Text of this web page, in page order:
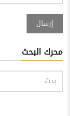
إرسال
محرك البحث